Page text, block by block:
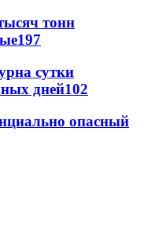
тонн
197
сутки
дней102
опасный